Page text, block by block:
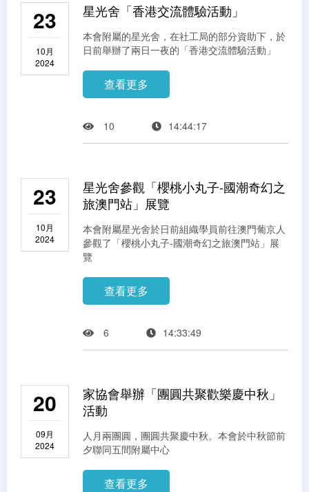
23
10月
2024
星光舍「香港交流體驗活動」
本會附屬的星光舍，在社工局的部分資助下，於
日前舉辦了兩日一夜的「香港交流體驗活動」
查看更多
10 14:44:17
23
10月
2024
星光舍參觀「櫻桃小丸子-國潮奇幻之
旅澳門站」展覽
本會附屬星光舍於日前組織學員前往澳門葡京人
參觀了「櫻桃小丸子-國潮奇幻之旅澳門站」展
覽
查看更多
6 14:33:49
20
09月
2024
家協會舉辦「團圓共聚歡樂慶中秋」
活動
人月兩團圓，團圓共聚慶中秋。本會於中秋節前
夕聯同五間附屬中心
查看更多